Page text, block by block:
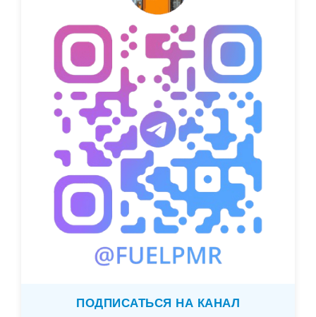
ПОДПИСАТЬСЯ НА КАНАЛ